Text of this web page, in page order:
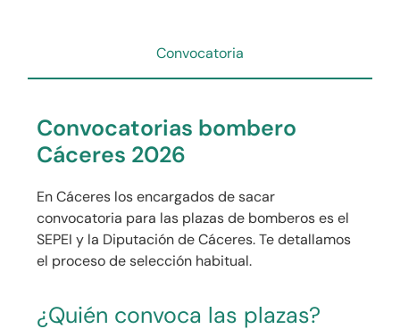
Convocatoria
Convocatorias bombero
Cáceres 2026
En Cáceres los encargados de sacar
convocatoria para las plazas de bomberos es el
SEPEI y la Diputación de Cáceres. Te detallamos
el proceso de selección habitual.
¿Quién convoca las plazas?